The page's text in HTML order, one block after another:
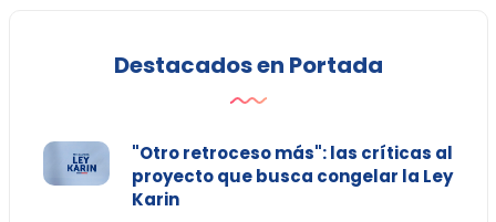
Destacados en Portada
"Otro retroceso más": las críticas al
proyecto que busca congelar la Ley
Karin